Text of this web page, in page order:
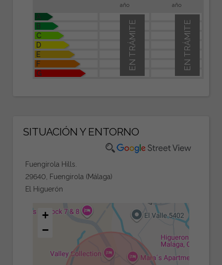
año año
A
B
C
D
E
F
G
EN TRÁMITE
EN TRÁMITE
SITUACIÓN Y ENTORNO
Fuengirola Hills.
29640, Fuengirola (Málaga)
El Higuerón
+
−